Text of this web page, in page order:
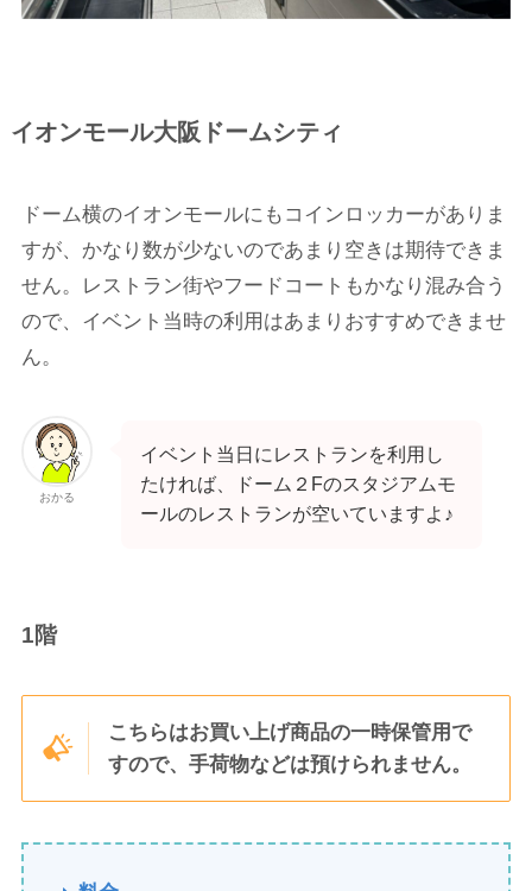
イオンモール大阪ドームシティ
ドーム横のイオンモールにもコインロッカーがありま
すが、かなり数が少ないのであまり空きは期待できま
せん。レストラン街やフードコートもかなり混み合う
ので、イベント当時の利用はあまりおすすめできませ
ん。
おかる
イベント当日にレストランを利用し
たければ、ドーム２Fのスタジアムモ
ールのレストランが空いていますよ♪
1階
こちらはお買い上げ商品の一時保管用で
すので、手荷物などは預けられません。